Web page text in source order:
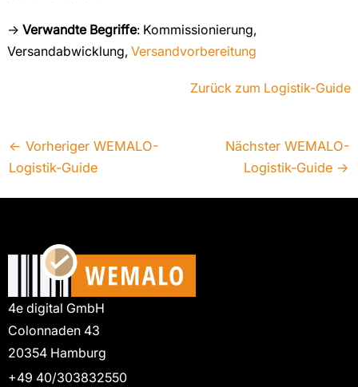
→ Verwandte Begriffe: Kommissionierung,
Versandabwicklung, Versandvorbereitung
Zurück zum Logistik-Guide
← Vorheriger WEMALO-
Logistik-Guide
Nächster WEMALO-
Logistik-Guide →
4e digital GmbH
Colonnaden 43
20354 Hamburg
+49 40/303832550